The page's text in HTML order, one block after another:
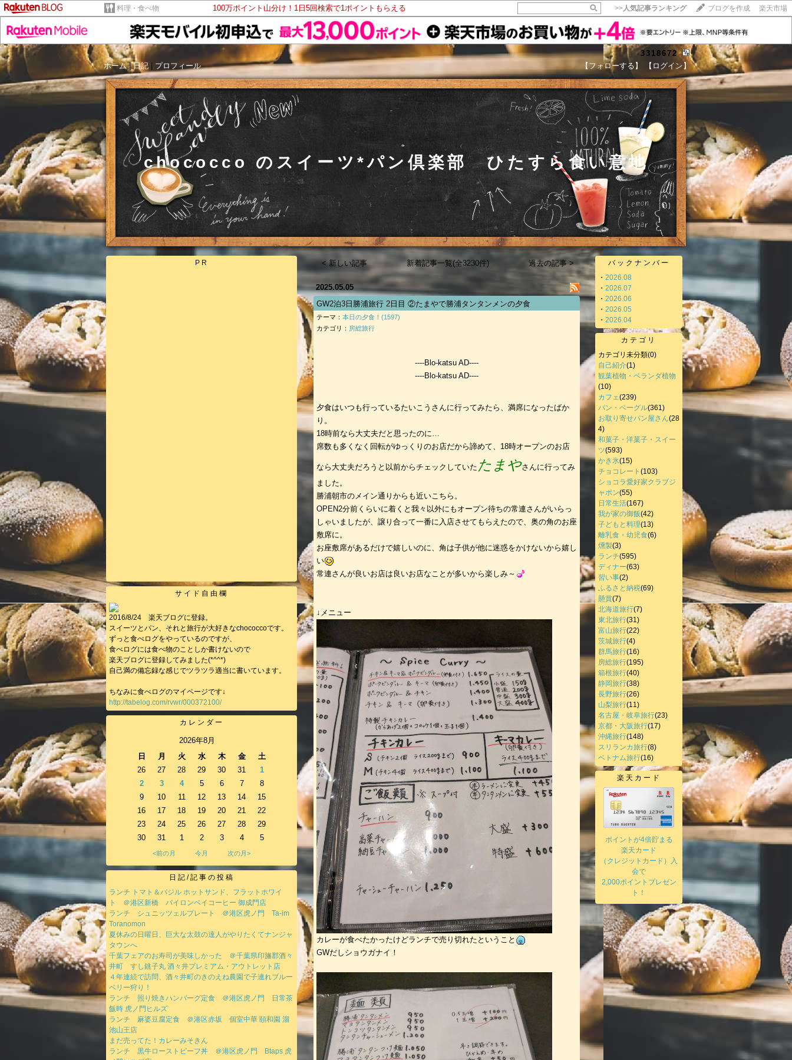
料理・食べ物 100万ポイント山分け！1日5回検索で1ポイントもらえる >>人気記事ランキング ブログを作成 楽天市場
3318672
ホーム|日記 プロフィール 【フォローする】 【ログイン】
chococco のスイーツ*パン倶楽部 ひたすら食い意地
【毎日開催】
15記事にいいね！で1ポイント
10秒滞在
いいね!
PR
サイド自由欄
2016/8/24 楽天ブログに登録。
スイーツとパン、それと旅行が大好きなchococcoです。
ずっと食べログをやっているのですが、
食べログには食べ物のことしか書けないので
楽天ブログに登録してみました(*^^*)
自己満の備忘録な感じでツラツラ適当に書いています。
ちなみに食べログのマイページです↓
http://tabelog.com/rvwr/000372100/
カレンダー
2026年8月
日
月 火 水 木 金
土
26
27 28 29 30 31
1
2
3 4 5 6 7
8
9
10 11 12 13 14
15
16
17 18 19 20 21
22
23
24 25 26 27 28
29
30
31 1 2 3 4 5
<前の月 今月 次の月>
日記/記事の投稿
ランチ トマト＆バジル ホットサンド、フラットホワイ
ト ＠港区新橋 バイロンベイコーヒー 御成門店
ランチ シュニッツェルプレート ＠港区虎ノ門 Ta-im
Toranomon
夏休みの日曜日、巨大な太鼓の達人がやりたくてナンジャ
タウンへ
千葉フェアのお寿司が美味しかった ＠千葉県印旛郡酒々
井町 すし銚子丸 酒々井プレミアム・アウトレット店
４年連続で訪問、酒々井町のきのえね農園で子連れブルー
ベリー狩り！
ランチ 照り焼きハンバーグ定食 ＠港区虎ノ門 日常茶
飯時 虎ノ門ヒルズ
ランチ 麻婆豆腐定食 ＠港区赤坂 個室中華 頤和園 溜
池山王店
まだ売ってた！カレーみそきん
ランチ 黒牛ローストビーフ丼 ＠港区虎ノ門 Btaps 虎
< 新しい記事 新着記事一覧(全3230件) 過去の記事 >
2025.05.05
GW2泊3日勝浦旅行 2日目 ②たまやで勝浦タンタンメンの夕食
テーマ： 本日の夕食！(1597)
カテゴリ： 房総旅行
----Blo-katsu AD----
----Blo-katsu AD----
夕食はいつも行っているたいこうさんに行ってみたら、満席になったばか
り。
18時前なら大丈夫だと思ったのに…
席数も多くなく回転がゆっくりのお店だから諦めて、18時オープンのお店
なら大丈夫だろうと以前からチェックしていた たまや​さんに行ってみ
ました。
勝浦朝市のメイン通りからも近いこちら。
OPEN2分前くらいに着くと我々以外にもオープン待ちの常連さんがいらっ
しゃいましたが、譲り合って一番に入店させてもらえたので、奥の角のお座
敷席に。
お座敷席があるだけで嬉しいのに、角は子供が他に迷惑をかけないから嬉し
い
常連さんが良いお店は良いお店なことが多いから楽しみ～
↓メニュー
カレーが食べたかったけどランチで売り切れたということ
GWだしショウガナイ！
バックナンバー
・ 2026.08
・ 2026.07
・ 2026.06
・ 2026.05
・ 2026.04
カテゴリ
カテゴリ未分類(0)
自己紹介(1)
観葉植物・ベランダ植物
(10)
カフェ(239)
パン・ベーグル(361)
お取り寄せパン屋さん(28
4)
和菓子・洋菓子・スイー
ツ(593)
かき氷(15)
チョコレート (103)
ショコラ愛好家クラブジ
ャポン(55)
日常生活(167)
我が家の御飯(42)
子どもと料理(13)
離乳食・幼児食(6)
燻製(3)
ランチ(595)
ディナー(63)
習い事(2)
ふるさと納税(69)
懸賞(7)
北海道旅行(7)
東北旅行(31)
富山旅行(22)
茨城旅行(4)
群馬旅行(16)
房総旅行(195)
箱根旅行(40)
静岡旅行(38)
長野旅行(26)
山梨旅行(11)
名古屋・岐阜旅行(23)
京都・大阪旅行(17)
沖縄旅行(148)
スリランカ旅行(8)
ベトナム旅行(16)
楽天カード
ポイントが4倍貯まる
楽天カード
（クレジットカード）入
会で
2,000ポイントプレゼン
ト！